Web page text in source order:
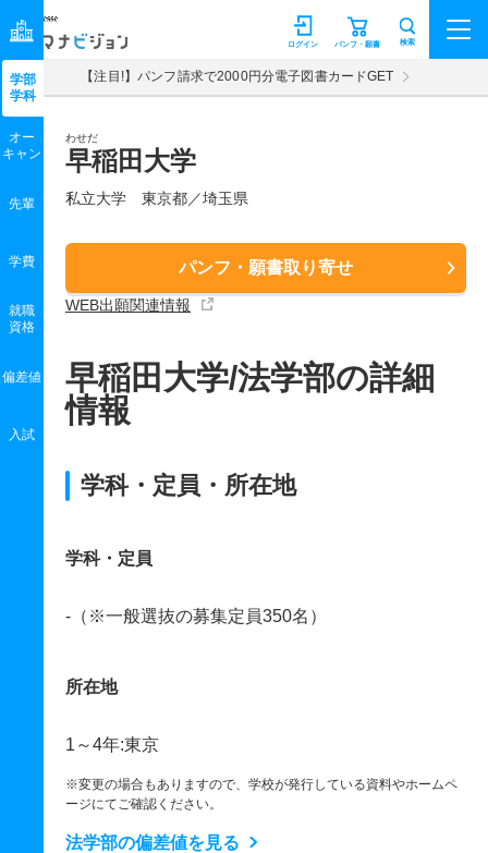
マナビジョン パンフ・願書
ログイン 検索
【注目!】パンフ請求で2000円分電子図書カードGET
わせだ
早稲田大学
私立大学 東京都／埼玉県
パンフ・願書取り寄せ
WEB出願関連情報
学部
学科
オー
キャン
先輩
学費
就職
資格
偏差値
入試
早稲田大学/法学部の詳細
情報
学科・定員・所在地
学科・定員
‐（※一般選抜の募集定員350名）
所在地
1～4年:東京
※変更の場合もありますので、学校が発行している資料やホームペ
ージにてご確認ください。
法学部の偏差値を見る